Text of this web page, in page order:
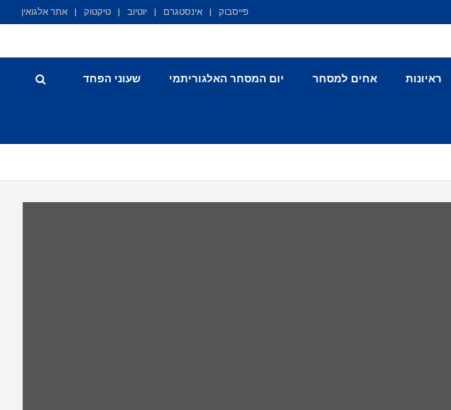
פייסבוק אינסטגרם יוטיוב טיקטוק אתר אלגואין
ראיונות אחים למסחר יום המסחר האלגוריתמי שעוני הפחד